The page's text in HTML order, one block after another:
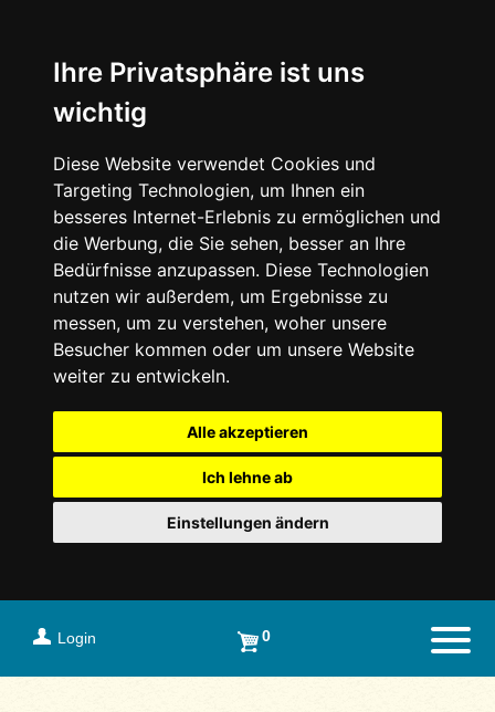
Ihre Privatsphäre ist uns
wichtig
Diese Website verwendet Cookies und
Targeting Technologien, um Ihnen ein
besseres Internet-Erlebnis zu ermöglichen und
die Werbung, die Sie sehen, besser an Ihre
Bedürfnisse anzupassen. Diese Technologien
nutzen wir außerdem, um Ergebnisse zu
messen, um zu verstehen, woher unsere
Besucher kommen oder um unsere Website
weiter zu entwickeln.
Alle akzeptieren
Ich lehne ab
Einstellungen ändern
Login 0